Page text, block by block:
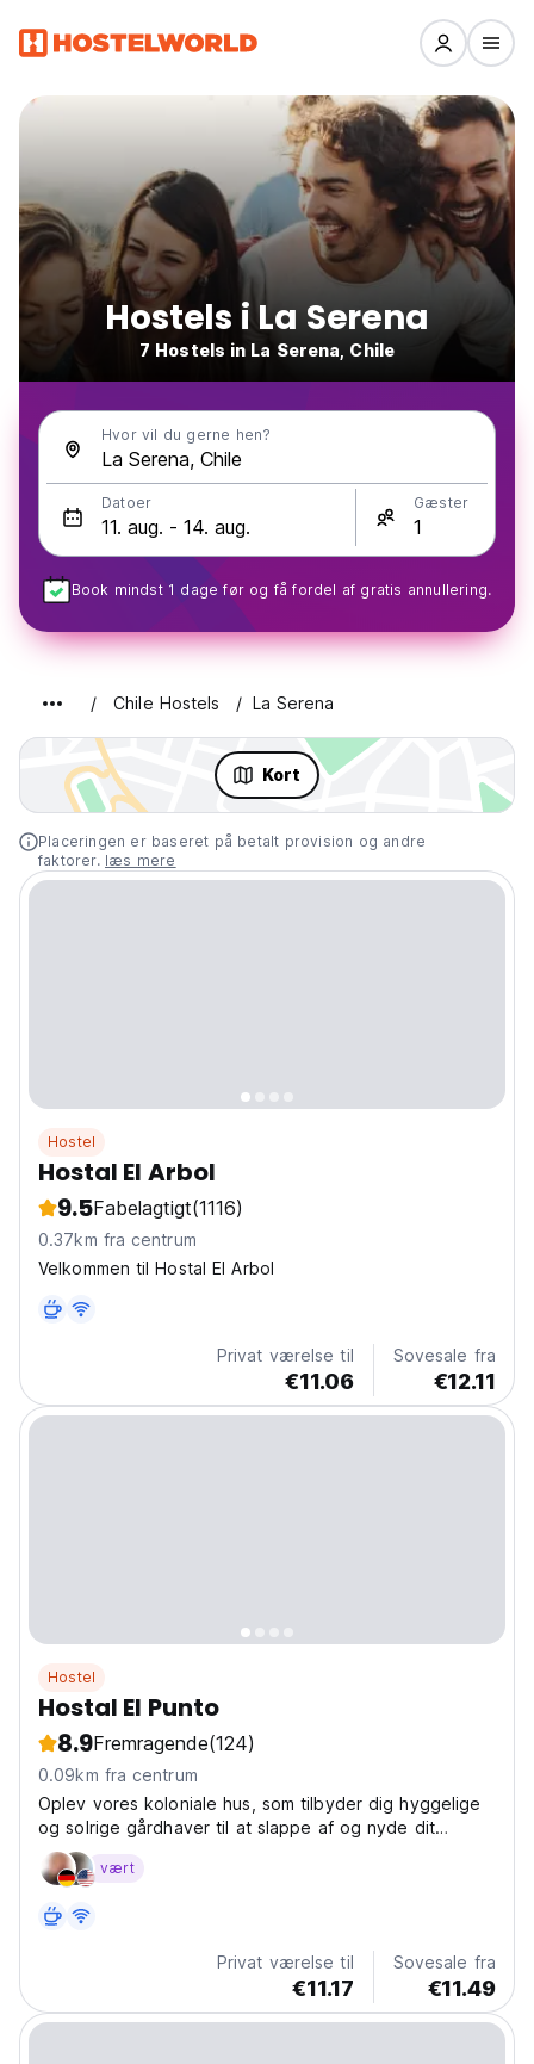
Hostels i La Serena
7 Hostels in La Serena, Chile
Hvor vil du gerne hen?
Datoer Gæster
Book mindst 1 dage før og få fordel af gratis annullering.
Chile Hostels La Serena
Kort
Placeringen er baseret på betalt provision og andre
faktorer. læs mere
Hostel
Hostal El Arbol
9.5Fabelagtigt(1116)
0.37km fra centrum
Velkommen til Hostal El Arbol
Privat værelse til
€11.06
Sovesale fra
€12.11
Hostel
Hostal El Punto
8.9Fremragende(124)
0.09km fra centrum
Oplev vores koloniale hus, som tilbyder dig hyggelige
og solrige gårdhaver til at slappe af og nyde dit
ophold.
vært
Privat værelse til
€11.17
Sovesale fra
€11.49